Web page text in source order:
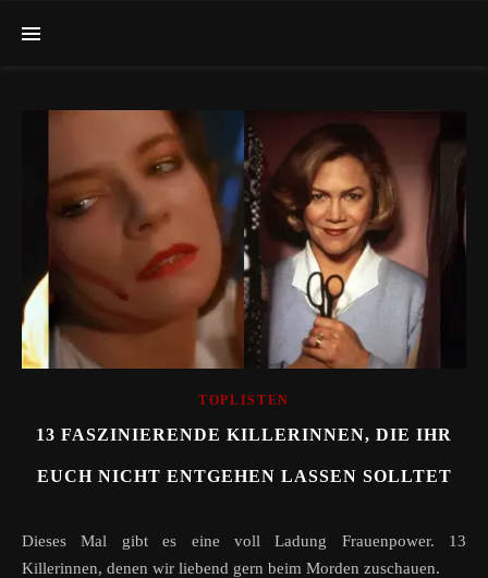
TOPLISTEN
13 FASZINIERENDE KILLERINNEN, DIE IHR
EUCH NICHT ENTGEHEN LASSEN SOLLTET
Dieses Mal gibt es eine voll Ladung Frauenpower. 13
Killerinnen, denen wir liebend gern beim Morden zuschauen.